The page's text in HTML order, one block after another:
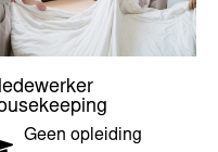
Geen opleiding